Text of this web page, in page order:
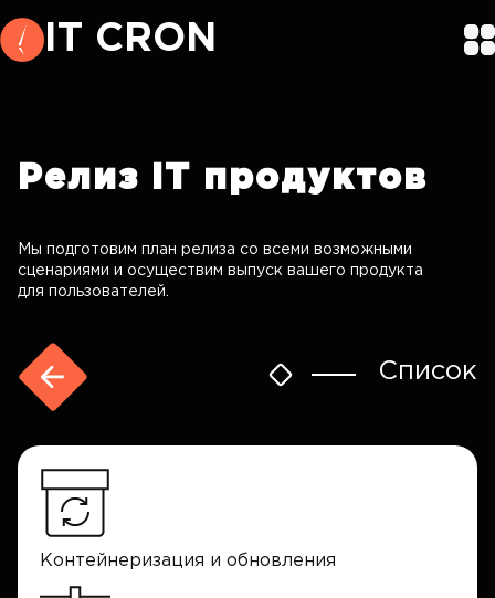
IT CRON
Релиз IT продуктов
Мы подготовим план релиза со всеми возможными
сценариями и осуществим выпуск вашего продукта
для пользователей.
Список
Контейнеризация и обновления